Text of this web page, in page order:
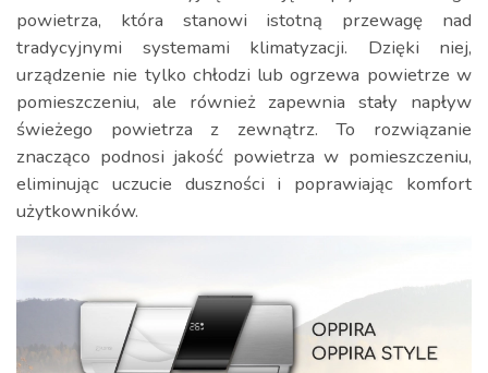
powietrza, która stanowi istotną przewagę nad
tradycyjnymi systemami klimatyzacji. Dzięki niej,
urządzenie nie tylko chłodzi lub ogrzewa powietrze w
pomieszczeniu, ale również zapewnia stały napływ
świeżego powietrza z zewnątrz. To rozwiązanie
znacząco podnosi jakość powietrza w pomieszczeniu,
eliminując uczucie duszności i poprawiając komfort
użytkowników.